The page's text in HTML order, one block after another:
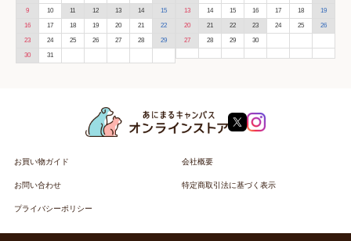
9 10 11 12 13 14 15
16 17 18 19 20 21 22
23 24 25 26 27 28 29
30 31
13 14 15 16 17 18 19
20 21 22 23 24 25 26
27 28 29 30
お買い物ガイド 会社概要
お問い合わせ 特定商取引法に基づく表示
プライバシーポリシー